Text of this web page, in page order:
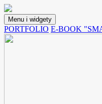
Przejdź
do
treści
Lunchoteka
Blog z przepisami na
Menu i widgety
PORTFOLIO E-BOOK